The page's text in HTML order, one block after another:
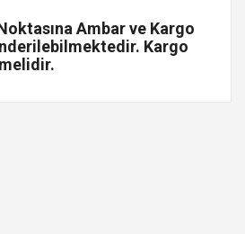
Ambar ve Kargo
Kargo